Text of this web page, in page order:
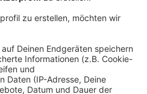
ein Auto für einen sehr
Der Verkäufer brachte sie